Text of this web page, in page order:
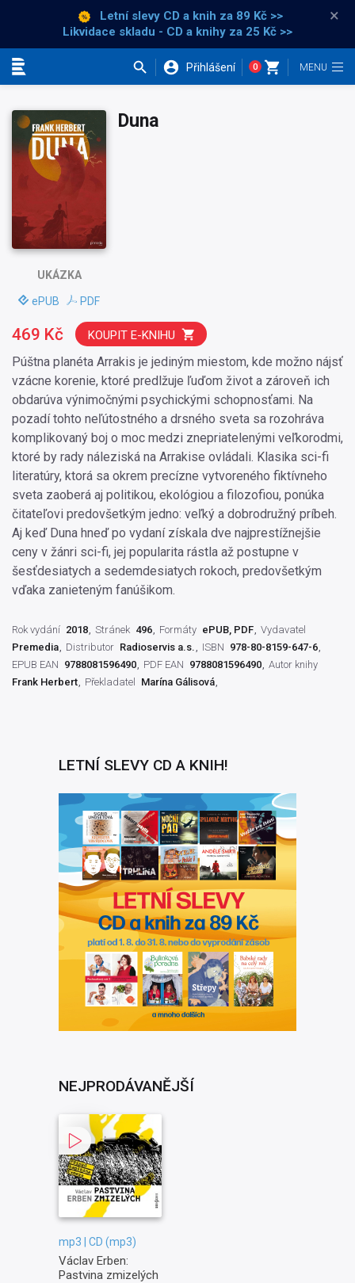
Letní slevy CD a knih za 89 Kč >>
Likvidace skladu - CD a knihy za 25 Kč >>
×
Přihlášení 0
UKÁZKA
ePUB PDF
Duna
Púštna planéta Arrakis je jediným miestom, kde možno nájsť
vzácne korenie, ktoré predlžuje ľuďom život a zároveň ich
obdarúva výnimočnými psychickými schopnosťami. Na
pozadí tohto neľútostného a drsného sveta sa rozohráva
komplikovaný boj o moc medzi znepriatelenými veľkorodmi,
ktoré by rady náleziská na Arrakise ovládali. Klasika sci-fi
literatúry, ktorá sa okrem precízne vytvoreného fiktívneho
sveta zaoberá aj politikou, ekológiou a filozofiou, ponúka
čitateľovi predovšetkým jedno: veľký a dobrodružný príbeh.
Aj keď Duna hneď po vydaní získala dve najprestížnejšie
ceny v žánri sci-fi, jej popularita rástla až postupne v
šesťdesiatych a sedemdesiatych rokoch, predovšetkým
vďaka zanieteným fanúšikom.
469 Kč KOUPIT E-KNIHU
Rok vydání 2018 Stránek 496 Formáty ePUB, PDF Vydavatel
Premedia
Distributor Radioservis a.s. ISBN 978-80-8159-647-6
EPUB EAN 9788081596490 PDF EAN 9788081596490 Autor knihy
Frank Herbert
Překladatel Marína Gálisová
LETNÍ SLEVY CD A KNIH!
NEJPRODÁVANĚJŠÍ
mp3 | CD (mp3)
Václav Erben:
Pastvina zmizelých